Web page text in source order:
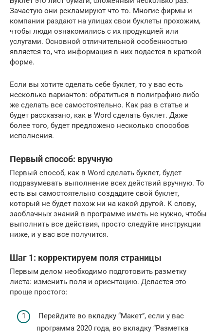
Зачастую они рекламируют что то. Многие фирмы и
компании раздают на улицах свои буклеты прохожим,
чтобы люди ознакомились с их продукцией или
услугами. Основной отличительной особенностью
является то, что информация в них подается в краткой
форме.
Если вы хотите сделать себе буклет, то у вас есть
несколько вариантов: обратиться в полиграфию либо
же сделать все самостоятельно. Как раз в статье и
будет рассказано, как в Word сделать буклет. Даже
более того, будет предложено несколько способов
исполнения.
Первый способ: вручную
Первый способ, как в Word сделать буклет, будет
подразумевать выполнение всех действий вручную. То
есть вы самостоятельно создадите свой буклет,
который не будет похож ни на какой другой. К слову,
заоблачных знаний в программе иметь не нужно, чтобы
выполнить все действия, просто следуйте инструкции
ниже, и у вас все получится.
Шаг 1: корректируем поля страницы
Первым делом необходимо подготовить разметку
листа: изменить поля и ориентацию. Делается это
проще простого:
Перейдите во вкладку “Макет”, если у вас
программа 2020 года, во вкладку “Разметка